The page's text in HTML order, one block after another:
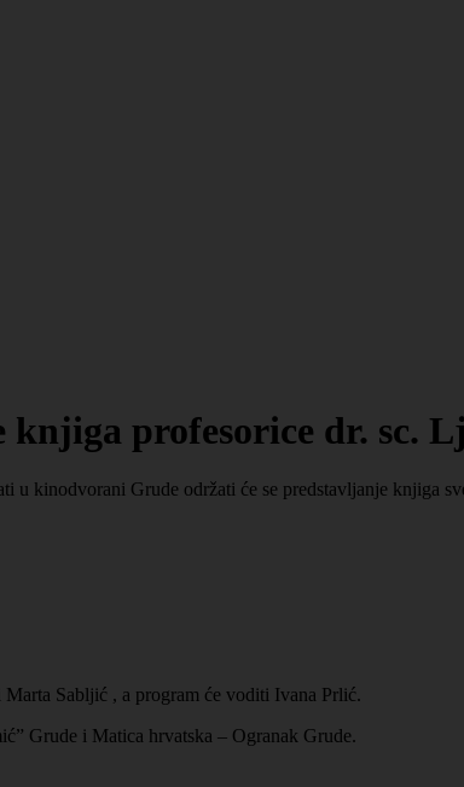
knjiga profesorice dr. sc.
u kinodvorani Grude održati će se predstavljanje knjiga
Sabljić , a program će voditi Ivana Prlić.
Grude i Matica hrvatska – Ogranak Grude.